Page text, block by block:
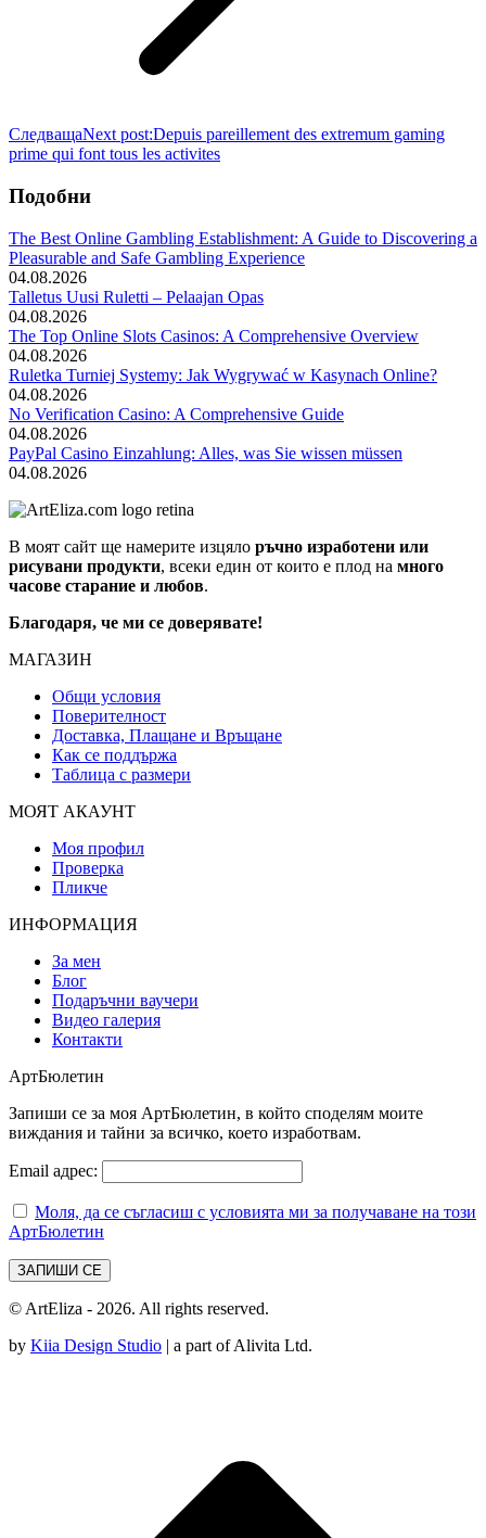
СледващаNext post:Depuis pareillement des extremum gaming
prime qui font tous les activites
Подобни
The Best Online Gambling Establishment: A Guide to Discovering a
Pleasurable and Safe Gambling Experience
04.08.2026
Talletus Uusi Ruletti – Pelaajan Opas
04.08.2026
The Top Online Slots Casinos: A Comprehensive Overview
04.08.2026
Ruletka Turniej Systemy: Jak Wygrywać w Kasynach Online?
04.08.2026
No Verification Casino: A Comprehensive Guide
04.08.2026
PayPal Casino Einzahlung: Alles, was Sie wissen müssen
04.08.2026
В моят сайт ще намерите изцяло ръчно изработени или
рисувани продукти, всеки един от които е плод на много
часове старание и любов.
Благодаря, че ми се доверявате!
МАГАЗИН
Общи условия
Поверителност
Доставка, Плащане и Връщане
Как се поддържа
Таблица с размери
МОЯТ АКАУНТ
Моя профил
Проверка
Пликче
ИНФОРМАЦИЯ
За мен
Блог
Подаръчни ваучери
Видео галерия
Контакти
АртБюлетин
Запиши се за моя АртБюлетин, в който споделям моите
виждания и тайни за всичко, което изработвам.
Email адрес:
Моля, да се съгласиш с условията ми за получаване на този
АртБюлетин
© ArtEliza - 2026. All rights reserved.
by Kiia Design Studio | a part of Alivita Ltd.